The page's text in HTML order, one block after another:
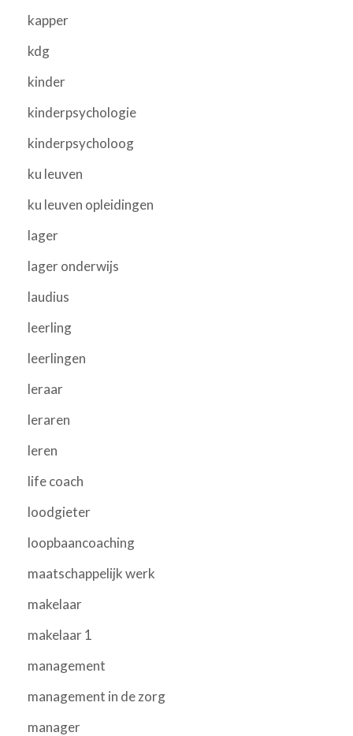
kapper
kdg
kinder
kinderpsychologie
kinderpsycholoog
ku leuven
ku leuven opleidingen
lager
lager onderwijs
laudius
leerling
leerlingen
leraar
leraren
leren
life coach
loodgieter
loopbaancoaching
maatschappelijk werk
makelaar
makelaar 1
management
management in de zorg
manager